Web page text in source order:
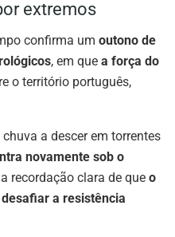
extremos
confirma um outono de
, em que a força do
o território português,
a descer em torrentes
novamente sob o
recordação clara de que o
a resistência